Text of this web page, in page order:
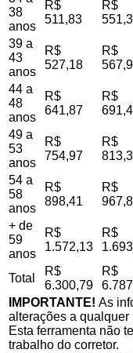
38
anos
R$
511,83
R$
39 a
43
anos
R$
527,18
R$
44 a
48
anos
R$
641,87
R$
49 a
53
anos
R$
754,97
R$
54 a
58
anos
R$
898,41
R$
+ de
59
anos
R$
1.572,13
R$
Total
R$
6.300,79
R$
IMPORTANTE! As
alterações a qualquer
Esta ferramenta não
trabalho do corretor.